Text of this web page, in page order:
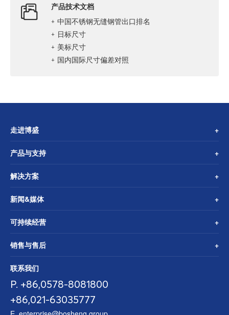

产品技术文档
中国不锈钢无缝钢管出口排名
日标尺寸
美标尺寸
国内国际尺寸偏差对照
走进博盛
产品与支持
解决方案
新闻&媒体
可持续经营
销售与售后
联系我们
P. +86,0578-8081800
+86,021-63035777